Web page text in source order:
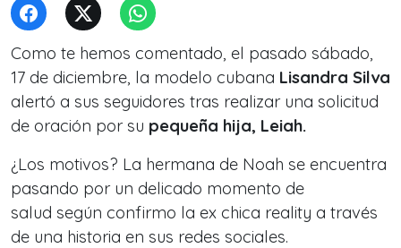
Como te hemos comentado, el pasado sábado,
17 de diciembre, la modelo cubana Lisandra Silva
alertó a sus seguidores tras realizar una solicitud
de oración por su pequeña hija, Leiah.
¿Los motivos? La hermana de Noah se encuentra
pasando por un delicado momento de
salud según confirmo la ex chica reality a través
de una historia en sus redes sociales.